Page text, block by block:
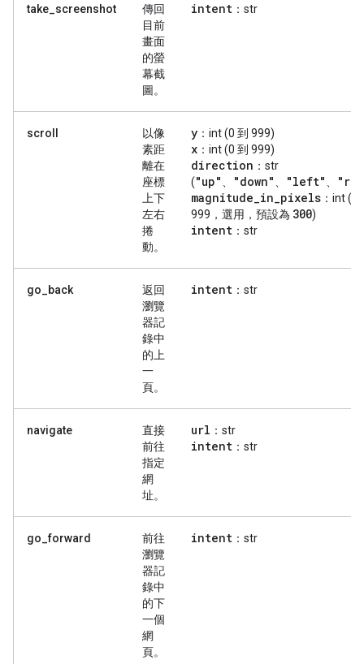
take_screenshot
傳回
目前
畫面
的螢
幕截
圖。
intent ：str
scroll
以像
素距
離在
座標
上下
左右
捲
動。
y ：int (0 到 999)
x ：int (0 到 999)
direction ：str
("up" "down" "left"
magnitude_in_pixels ：int (0
999，選用，預設為 300)
intent ：str
go_back
返回
瀏覽
器記
錄中
的上
一
頁。
intent ：str
navigate
直接
前往
指定
網
址。
url ：str
intent ：str
go_forward
前往
瀏覽
器記
錄中
的下
一個
網
頁。
intent ：str